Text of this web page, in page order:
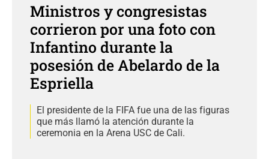
Ministros y congresistas
corrieron por una foto con
Infantino durante la
posesión de Abelardo de la
Espriella
El presidente de la FIFA fue una de las figuras
que más llamó la atención durante la
ceremonia en la Arena USC de Cali.